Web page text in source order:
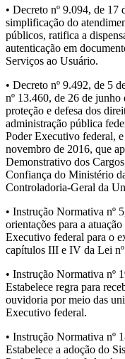
• Decreto nº 9.094, de 17
simplificação do
públicos, ratifica a
autenticação em
Serviços ao Usuário.
• Decreto nº 9.492, de 5
nº 13.460, de 26 de junho
proteção e defesa dos
administração pública
Poder Executivo federal,
novembro de 2016, que
Demonstrativo dos
Confiança do Ministério
Controladoria-Geral da
• Instrução Normativa nº
orientações para a
Executivo federal para o
capítulos III e IV da Lei
• Instrução Normativa nº
Estabelece regra para
ouvidoria por meio das
Executivo federal.
• Instrução Normativa nº
Estabelece a adoção do